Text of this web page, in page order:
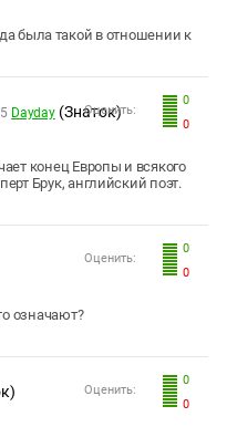
была такой в отношении к
0
0
Оценить:
Dayday (Знаток)
конец Европы и всякого
Брук, английский поэт.
0
0
Оценить:
означают?
0
0
Оценить: